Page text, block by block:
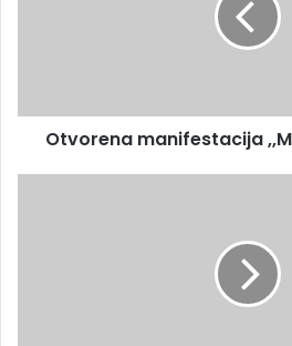
Otvorena manifestacija